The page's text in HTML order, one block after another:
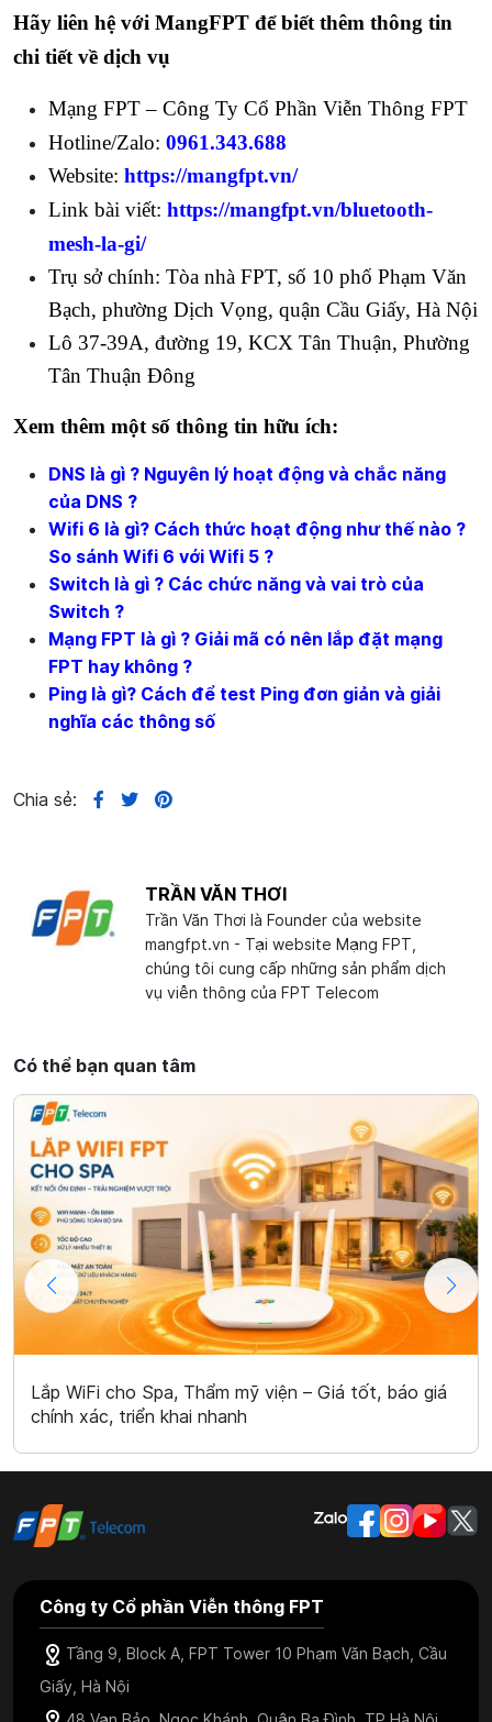
Hãy liên hệ với MangFPT để biết thêm thông tin
chi tiết về dịch vụ
Mạng FPT – Công Ty Cổ Phần Viễn Thông FPT
Hotline/Zalo: 0961.343.688
Website: https://mangfpt.vn/
Link bài viết: https://mangfpt.vn/bluetooth-
mesh-la-gi/
Trụ sở chính: Tòa nhà FPT, số 10 phố Phạm Văn
Bạch, phường Dịch Vọng, quận Cầu Giấy, Hà Nội
Lô 37-39A, đường 19, KCX Tân Thuận, Phường
Tân Thuận Đông
Xem thêm một số thông tin hữu ích:
DNS là gì ? Nguyên lý hoạt động và chắc năng
của DNS ?
Wifi 6 là gì? Cách thức hoạt động như thế nào ?
So sánh Wifi 6 với Wifi 5 ?
Switch là gì ? Các chức năng và vai trò của
Switch ?
Mạng FPT là gì ? Giải mã có nên lắp đặt mạng
FPT hay không ?
Ping là gì? Cách để test Ping đơn giản và giải
nghĩa các thông số
Chia sẻ:
TRẦN VĂN THƠI
Trần Văn Thơi là Founder của website
mangfpt.vn - Tại website Mạng FPT,
chúng tôi cung cấp những sản phẩm dịch
vụ viễn thông của FPT Telecom
Có thể bạn quan tâm
Lắp WiFi cho Spa, Thẩm mỹ viện – Giá tốt, báo giá
chính xác, triển khai nhanh
Công ty Cổ phần Viễn thông FPT
Tầng 9, Block A, FPT Tower 10 Phạm Văn Bạch, Cầu
Giấy, Hà Nội